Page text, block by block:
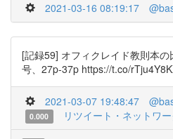
2021-03-16 08:19:17
[記録59] オフィクレイド教則本
号、27p-37p https://t.co/
2021-03-07 19:48:47
0.000
リツイート・ネットワ